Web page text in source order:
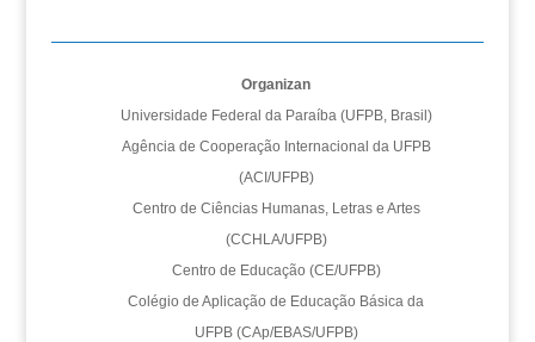
Organizan
Universidade Federal da Paraíba (UFPB, Brasil)
Agência de Cooperação Internacional da UFPB
(ACI/UFPB)
Centro de Ciências Humanas, Letras e Artes
(CCHLA/UFPB)
Centro de Educação (CE/UFPB)
Colégio de Aplicação de Educação Básica da
UFPB (CAp/EBAS/UFPB)